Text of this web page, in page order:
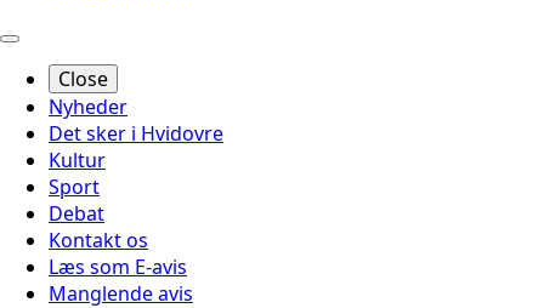
Close
Nyheder
Det sker i Hvidovre
Kultur
Sport
Debat
Kontakt os
Læs som E-avis
Manglende avis